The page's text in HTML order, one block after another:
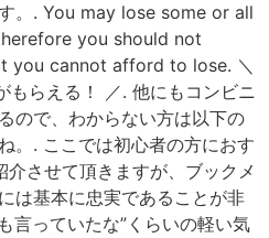
。. You may lose some or all
you should not
you cannot afford to lose. ＼
もらえる！ ／. 他にもコンビニ
ので、わからない方は以下の
。. ここでは初心者の方におす
させて頂きますが、ブックメ
は基本に忠実であることが非
言っていたな”くらいの軽い気